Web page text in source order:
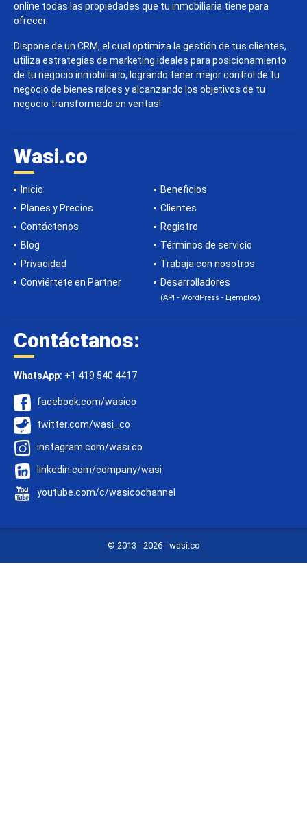
online todas las propiedades que tu inmobiliaria tiene para
ofrecer.
Dispone de un CRM, el cual optimiza la gestión de tus clientes,
utiliza estrategias de marketing ideales para posicionamiento
de tu negocio inmobiliario, logrando tener mejor control de tu
negocio de bienes raíces y alcanzando los objetivos de tu
negocio transformado en ventas!
Wasi.co
Inicio
Beneficios
Planes y Precios
Clientes
Contáctenos
Registro
Blog
Términos de servicio
Privacidad
Trabaja con nosotros
Conviértete en Partner
Desarrolladores
(API - WordPress - Ejemplos)
Contáctanos:
WhatsApp: +1 419 540 4417
facebook.com/wasico
twitter.com/wasi_co
instagram.com/wasi.co
linkedin.com/company/wasi
youtube.com/c/wasicochannel
© 2013 - 2026 - wasi.co